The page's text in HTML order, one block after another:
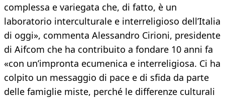
complessa e variegata che, di fatto, è un
laboratorio interculturale e interreligioso dell’Italia
di oggi», commenta Alessandro Cirioni, presidente
di Aifcom che ha contribuito a fondare 10 anni fa
«con un’impronta ecumenica e interreligiosa. Ci ha
colpito un messaggio di pace e di sfida da parte
delle famiglie miste, perché le differenze culturali